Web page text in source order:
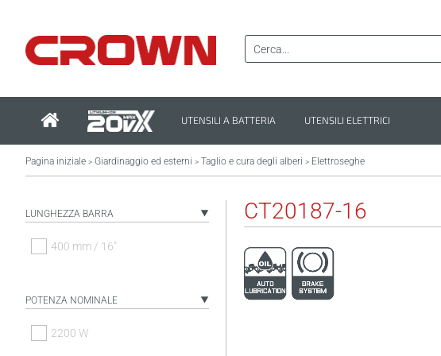
UTENSILI A BATTERIA UTENSILI ELETTRICI
Pagina iniziale > Giardinaggio ed esterni > Taglio e cura degli alberi > Elettroseghe
LUNGHEZZA BARRA
400 mm / 16"
POTENZA NOMINALE
2200 W
CT20187-16